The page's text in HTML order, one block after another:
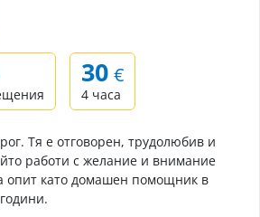
30 €
4 часа
Тя е отговорен, трудолюбив и
работи с желание и внимание
опит като домашен помощник в